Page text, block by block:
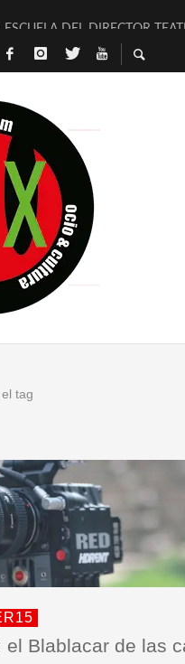
ESCUELA DEL DIRECTOR
ES NADA) DE LA KATARSIS
REINVENTAN [BITÁCORA
PRESENTA EN EXVITA
EN EXVITA
[CURSO DE ARMONÍA
SARE NOS EXPLICA
«NO TENGO PUTOS SUEÑOS»
tag
el Blablacar de las